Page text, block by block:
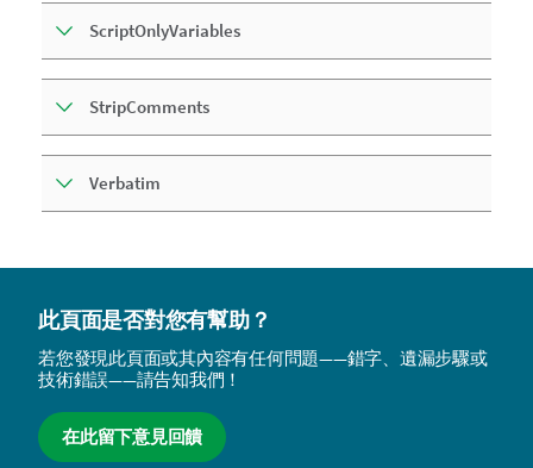
ScriptOnlyVariables
StripComments
Verbatim
此頁面是否對您有幫助？
若您發現此頁面或其內容有任何問題——錯字、遺漏步驟或
技術錯誤——請告知我們！
在此留下意見回饋